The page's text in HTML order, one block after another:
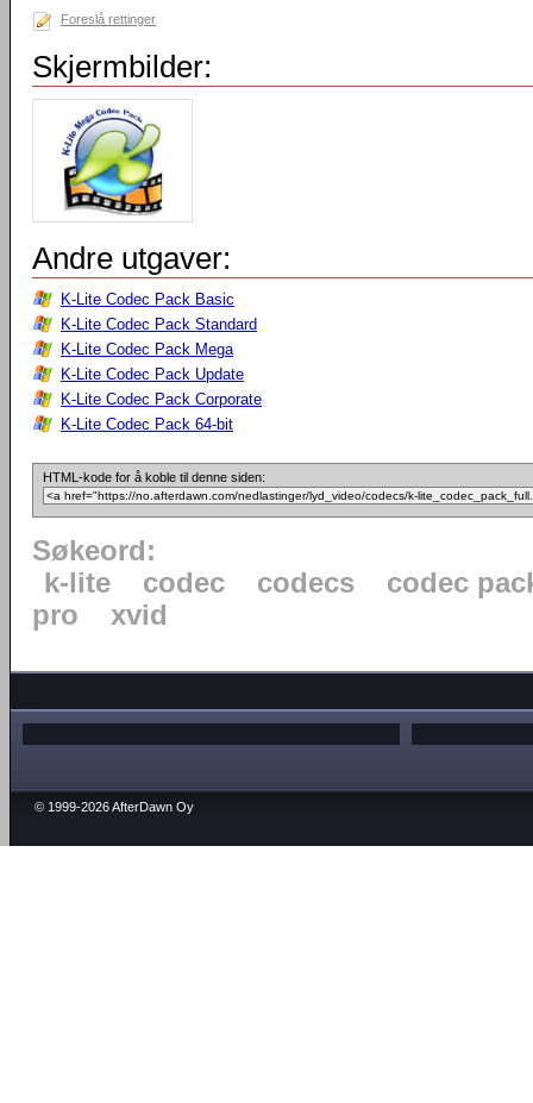
Foreslå rettinger
Skjermbilder:
Andre utgaver:
K-Lite Codec Pack Basic
K-Lite Codec Pack Standard
K-Lite Codec Pack Mega
K-Lite Codec Pack Update
K-Lite Codec Pack Corporate
K-Lite Codec Pack 64-bit
HTML-kode for å koble til denne siden:
Søkeord:
k-lite
codec codecs
codec
pro
xvid
© 1999-2026 AfterDawn Oy